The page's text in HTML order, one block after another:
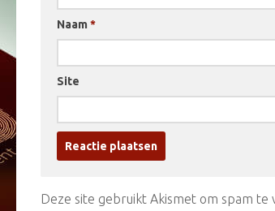
Naam *
Site
Deze site gebruikt Akismet om spam te